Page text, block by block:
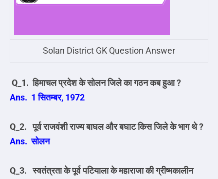
Solan District GK Question Answer
Q_1. हिमाचल प्रदेश के सोलन जिले का गठन कब हुआ ?
Ans. 1 सितम्बर, 1972
Q_2. पूर्व राजवंशी राज्य बाघल और बघाट किस जिले के भाग थे ?
Ans. सोलन
Q_3. स्वतंत्रता के पूर्व पटियाला के महाराजा की ग्रीष्मकालीन